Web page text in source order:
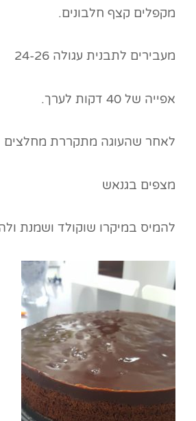
מקפלים קצף חלבונים.
מעבירים לתבנית עגולה 24-26
אפייה של 40 דקות לערך.
לאחר שהעוגה מתקררת מחלצים
מצפים בגנאש
להמיס במיקרו שוקולד ושמנת